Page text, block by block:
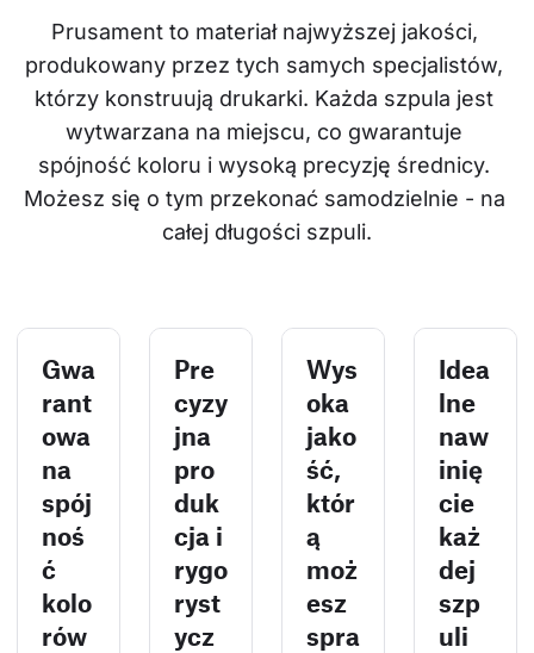
Prusament to materiał najwyższej jakości,
produkowany przez tych samych specjalistów,
którzy konstruują drukarki. Każda szpula jest
wytwarzana na miejscu, co gwarantuje
spójność koloru i wysoką precyzję średnicy.
Możesz się o tym przekonać samodzielnie - na
całej długości szpuli.
Gwa
rant
owa
na
spój
noś
ć
kolo
rów
Pre
cyzy
jna
pro
duk
cja i
rygo
ryst
ycz
Wys
oka
jako
ść,
któr
ą
moż
esz
spra
Idea
lne
naw
inię
cie
każ
dej
szp
uli